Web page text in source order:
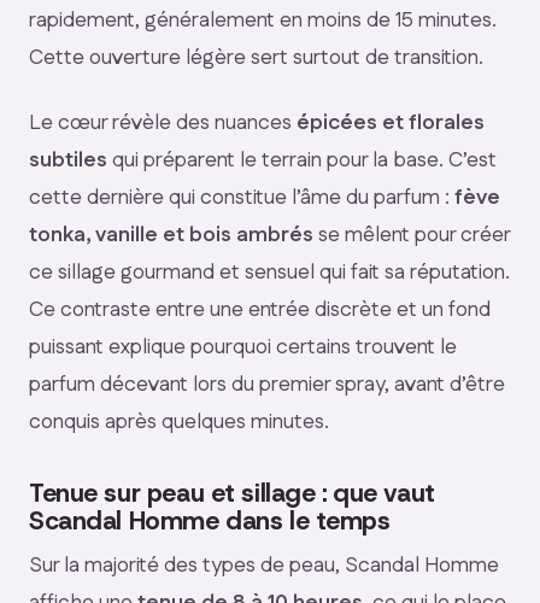
rapidement, généralement en moins de 15 minutes.
Cette ouverture légère sert surtout de transition.
Le cœur révèle des nuances épicées et florales
subtiles qui préparent le terrain pour la base. C’est
cette dernière qui constitue l’âme du parfum : fève
tonka, vanille et bois ambrés se mêlent pour créer
ce sillage gourmand et sensuel qui fait sa réputation.
Ce contraste entre une entrée discrète et un fond
puissant explique pourquoi certains trouvent le
parfum décevant lors du premier spray, avant d’être
conquis après quelques minutes.
Tenue sur peau et sillage : que vaut
Scandal Homme dans le temps
Sur la majorité des types de peau, Scandal Homme